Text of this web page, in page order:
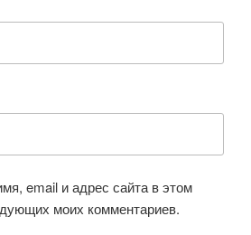
email и адрес сайта в этом
моих комментариев.